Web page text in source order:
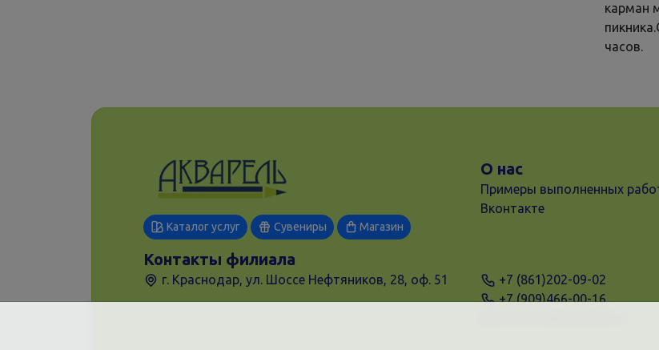
карман
часов.
Каталог услуг Сувениры Магазин
О нас
Примеры выполненных
Вконтакте
Контакты филиала
г. Краснодар, ул. Шоссе Нефтяников, 28, оф. 51
+7 (861)202-09-02
+7 (909)466-00-16